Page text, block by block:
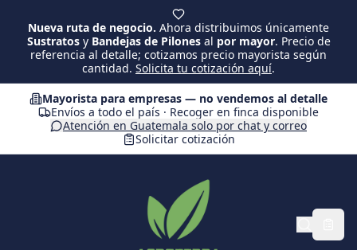
Nueva ruta de negocio. Ahora distribuimos únicamente
Sustratosy Bandejas de Pilonesal por mayor. Precio de
referencia al detalle; cotizamos precio mayorista según
cantidad. Solicita tu cotización aquí.
Mayorista para empresas — no vendemos al detalle
Envíos a todo el país · Recoger en finca disponible
Atención en Guatemala solo por chat y correo
Solicitar cotización